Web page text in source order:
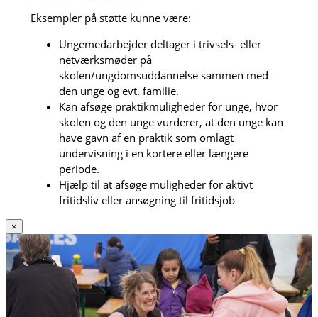
Eksempler på støtte kunne være:
Ungemedarbejder deltager i trivsels- eller
netværksmøder på
skolen/ungdomsuddannelse sammen med
den unge og evt. familie.
Kan afsøge praktikmuligheder for unge, hvor
skolen og den unge vurderer, at den unge kan
have gavn af en praktik som omlagt
undervisning i en kortere eller længere
periode.
Hjælp til at afsøge muligheder for aktivt
fritidsliv eller ansøgning til fritidsjob
×